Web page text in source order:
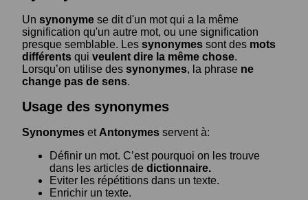
Un synonyme se dit d'un mot qui a la même
signification qu'un autre mot, ou une signification
presque semblable. Les synonymes sont des mots
différents qui veulent dire la même chose.
Lorsqu’on utilise des synonymes, la phrase ne
change pas de sens.
Usage des synonymes
Synonymes et Antonymes servent à:
Définir un mot. C’est pourquoi on les trouve
dans les articles de dictionnaire.
Eviter les répétitions dans un texte.
Enrichir un texte.